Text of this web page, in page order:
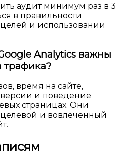
аудит минимум раз в 3
в правильности
целей и использовании
Analytics важны
трафика?
время на сайте,
и поведение
страницах. Они
и вовлечённый